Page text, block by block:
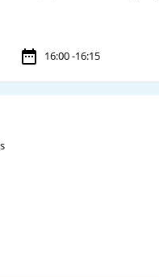
16:00 -16:15